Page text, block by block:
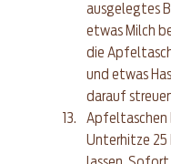
ausgelegtes
etwas Milch
die
und etwas
darauf
Apfeltaschen
Unterhitze 25